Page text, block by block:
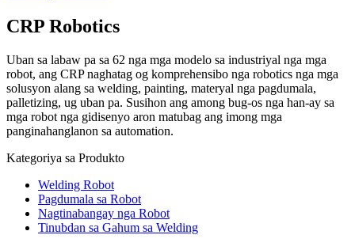
CRP Robotics
Uban sa labaw pa sa 62 nga mga modelo sa industriyal nga mga
robot, ang CRP naghatag og komprehensibo nga robotics nga mga
solusyon alang sa welding, painting, materyal nga pagdumala,
palletizing, ug uban pa. Susihon ang among bug-os nga han-ay sa
mga robot nga gidisenyo aron matubag ang imong mga
panginahanglanon sa automation.
Kategoriya sa Produkto
Welding Robot
Pagdumala sa Robot
Nagtinabangay nga Robot
Tinubdan sa Gahum sa Welding